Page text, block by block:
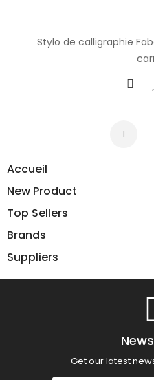
Accueil
New Product
Top Sellers
Brands
Suppliers
Stylo de calligraphie
1
Get our latest